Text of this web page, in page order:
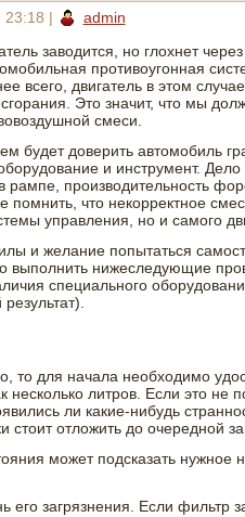
23:18 |
admin
заводится, но глохнет
противоугонная
всего, двигатель в этом
Это значит, что мы
смеси.
будет доверить автомобиль
и инструмент.
производительность
помнить, что некорректное
управления, но и самого
и желание попытаться
выполнить нижеследующие
специального
для начала необходимо
литров. Если это не
ли какие-нибудь
стоит отложить до очередной
может подсказать
загрязнения. Если фильтр